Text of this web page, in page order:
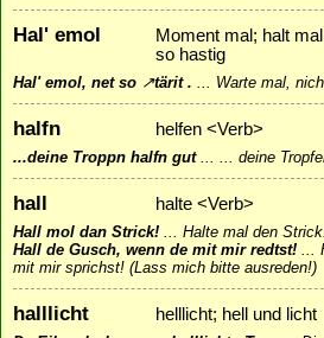
Hal' emol
Moment mal; halt
so hastig
Hal' emol, net so ↗tärit. ... Warte mal,
halfn helfen <Verb>
...deine Troppn halfn gut... ... deine
hall halte <Verb>
Hall mol dan Strick! ... Halte mal den
Hall de Gusch, wenn de mit mir redtst! ...
mit mir sprichst! (Lass mich bitte ausreden!)
halllicht helllicht; hell und licht